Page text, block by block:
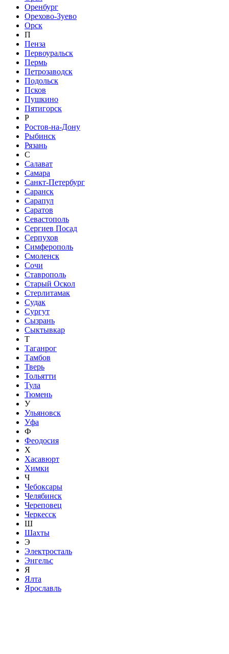
Оренбург
Орехово-Зуево
Орск
П
Пенза
Первоуральск
Пермь
Петрозаводск
Подольск
Псков
Пушкино
Пятигорск
Р
Ростов-на-Дону
Рыбинск
Рязань
С
Салават
Самара
Санкт-Петербург
Саранск
Сарапул
Саратов
Севастополь
Сергиев Посад
Серпухов
Симферополь
Смоленск
Сочи
Ставрополь
Старый Оскол
Стерлитамак
Судак
Сургут
Сызрань
Сыктывкар
Т
Таганрог
Тамбов
Тверь
Тольятти
Тула
Тюмень
У
Ульяновск
Уфа
Ф
Феодосия
Х
Хасавюрт
Химки
Ч
Чебоксары
Челябинск
Череповец
Черкесск
Ш
Шахты
Э
Электросталь
Энгельс
Я
Ялта
Ярославль